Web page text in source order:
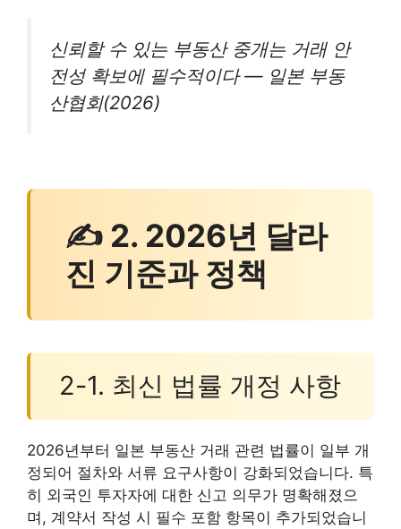
신뢰할 수 있는 부동산 중개는 거래 안
전성 확보에 필수적이다 — 일본 부동
산협회(2026)
✍ 2. 2026년 달라
진 기준과 정책
2-1. 최신 법률 개정 사항
2026년부터 일본 부동산 거래 관련 법률이 일부 개
정되어 절차와 서류 요구사항이 강화되었습니다. 특
히 외국인 투자자에 대한 신고 의무가 명확해졌으
며, 계약서 작성 시 필수 포함 항목이 추가되었습니